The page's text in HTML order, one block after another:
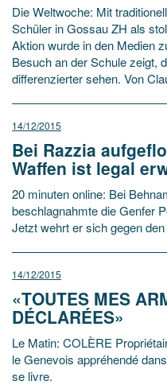
Die Weltwoche: Mit
Schüler in Gossau ZH als
Aktion wurde in den Medien
Besuch an der Schule zeigt,
differenzierter sehen. Von
14/12/2015
Bei Razzia
Waffen ist legal
20 minuten online: Bei
beschlagnahmte die Genfer
Jetzt wehrt er sich gegen
14/12/2015
«TOUTES MES
DÉCLARÉES»
Le Matin: COLÈRE
le Genevois appréhendé
se livre.